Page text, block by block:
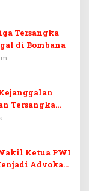
Tersangka
di Bombana
Tersangka
Ketua PWI
Advokat